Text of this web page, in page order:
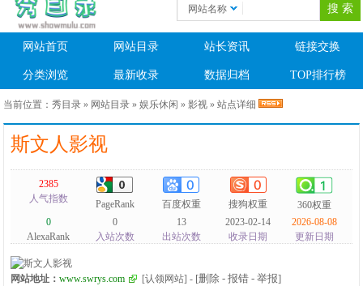
网站名称
网站首页 网站目录 站长资讯 链接交换
分类浏览 最新收录 数据归档 TOP排行榜
当前位置：秀目录 » 网站目录 »娱乐休闲 »影视 » 站点详细
斯文人影视
2385
人气指数
PageRank 百度权重 搜狗权重
360权重
0
AlexaRank
0
入站次数
13
出站次数
2023-02-14
收录日期
2026-08-08
更新日期
网站地址：www.swrys.com [认领网站] - [删除 - 报错 - 举报]